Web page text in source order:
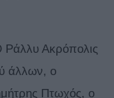
Ακρόπολις
άλλων, ο
Πτωχός, ο